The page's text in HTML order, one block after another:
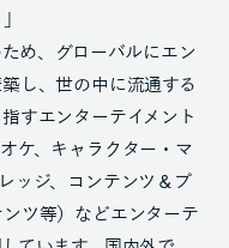
め、グローバルにエン
し、世の中に流通する
すエンターテイメント
ケ、キャラクター・マ
ッジ、コンテンツ＆プ
ツ等）などエンターテ